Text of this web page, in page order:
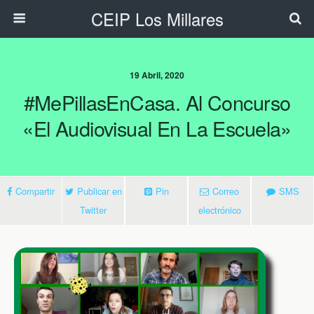
CEIP Los Millares
19 Abril, 2020
#MePillasEnCasa. Al Concurso
«El Audiovisual En La Escuela»
Compartir
Publicar en
Twitter
Pin
Correo
electrónico
SMS